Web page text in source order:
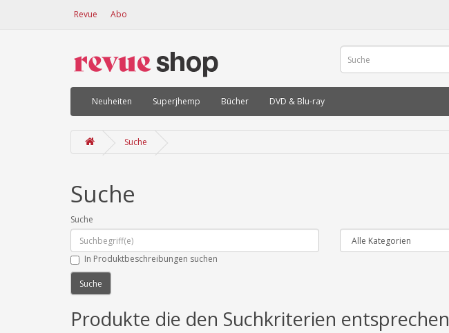
Revue Abo
Neuheiten Superjhemp Bücher DVD & Blu-ray
Suche
Suche
Suche
In Produktbeschreibungen suchen
Produkte die den Suchkriterien entsprechen